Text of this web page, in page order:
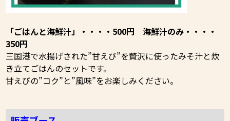
「ごはんと海鮮汁」・・・・500円 海鮮汁のみ・・・・
350円
三国港で水揚げされた”甘えび”を贅沢に使ったみそ汁と炊
き立てごはんのセットです。
甘えびの”コク”と”風味”をお楽しみください。